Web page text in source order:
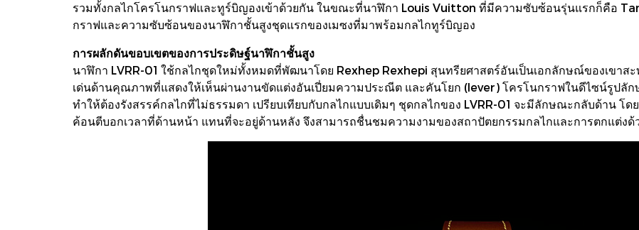
รวมทั้งกลไกโครโนกราฟและทูร์บิญองเข้าด้วยกัน ในขณะที่นาฬิกา Louis Vuitton ที่มีความซับซ้อนรุ่นแรกก็คือ
กราฟและความซับซ้อนของนาฬิกาชั้นสูงชุดแรกของเมซงที่มาพร้อมกลไกทูร์บิญอง
การผลักดันขอบเขตของการประดิษฐ์นาฬิกาชั้นสูง
นาฬิกา LVRR-01 ใช้กลไกชุดใหม่ทั้งหมดที่พัฒนาโดย Rexhep Rexhepi สุนทรียศาสตร์อันเป็นเอกลักษณ์ของเขาส
เด่นด้านคุณภาพที่แสดงให้เห็นผ่านงานขัดแต่งอันเปี่ยมความประณีต และคันโยก (lever) โครโนกราฟในดีไซน์รูปลั
ทำให้ต้องรังสรรค์กลไกที่ไม่ธรรมดา เปรียบเทียบกับกลไกแบบเดิมๆ ชุดกลไกของ LVRR-01 จะมีลักษณะกลับด้าน โ
ค้อนตีบอกเวลาที่ด้านหน้า แทนที่จะอยู่ด้านหลัง จึงสามารถชื่นชมความงามของสถาปัตยกรรมกลไกและการตกแต่งด้